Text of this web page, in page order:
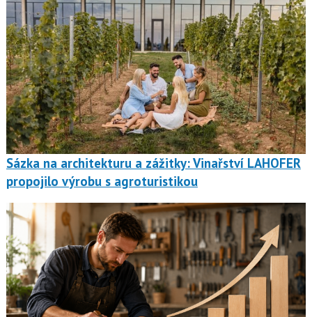
Sázka na architekturu a zážitky: Vinařství LAHOFER
propojilo výrobu s agroturistikou